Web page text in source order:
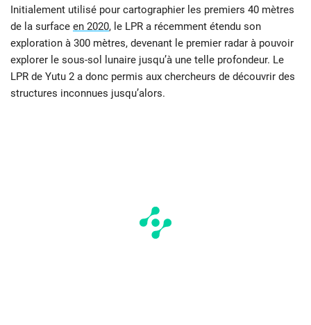
Initialement utilisé pour cartographier les premiers 40 mètres
de la surface en 2020, le LPR a récemment étendu son
exploration à 300 mètres, devenant le premier radar à pouvoir
explorer le sous-sol lunaire jusqu’à une telle profondeur. Le
LPR de Yutu 2 a donc permis aux chercheurs de découvrir des
structures inconnues jusqu’alors.